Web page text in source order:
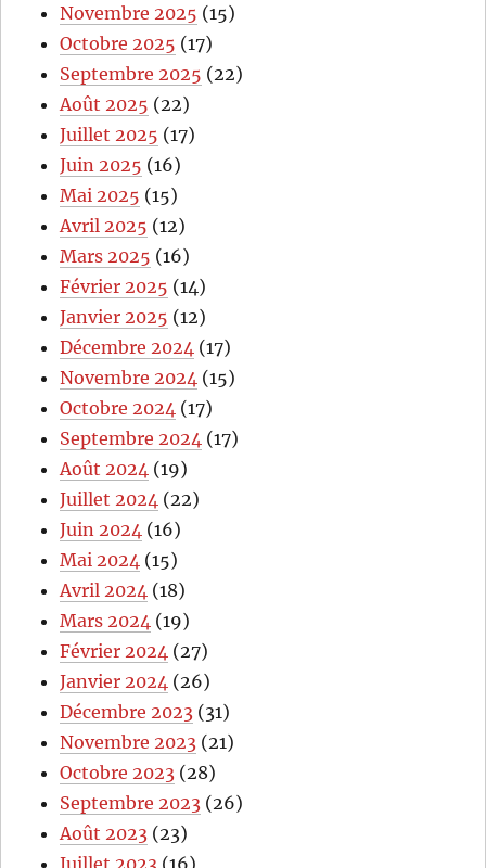
Novembre 2025 (15)
Octobre 2025 (17)
Septembre 2025 (22)
Août 2025 (22)
Juillet 2025 (17)
Juin 2025 (16)
Mai 2025 (15)
Avril 2025 (12)
Mars 2025 (16)
Février 2025 (14)
Janvier 2025 (12)
Décembre 2024 (17)
Novembre 2024 (15)
Octobre 2024 (17)
Septembre 2024 (17)
Août 2024 (19)
Juillet 2024 (22)
Juin 2024 (16)
Mai 2024 (15)
Avril 2024 (18)
Mars 2024 (19)
Février 2024 (27)
Janvier 2024 (26)
Décembre 2023 (31)
Novembre 2023 (21)
Octobre 2023 (28)
Septembre 2023 (26)
Août 2023 (23)
Juillet 2023 (16)